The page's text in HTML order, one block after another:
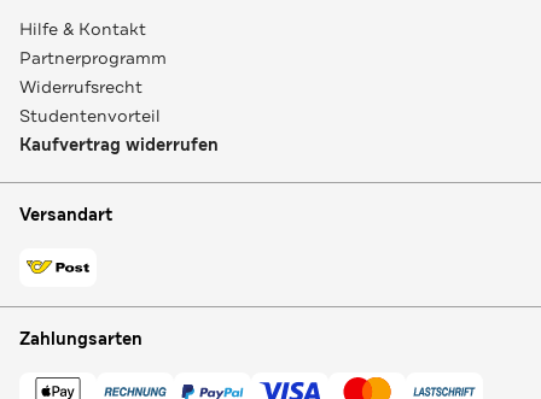
Hilfe & Kontakt
Partnerprogramm
Widerrufsrecht
Studentenvorteil
Kaufvertrag widerrufen
Versandart
Zahlungsarten